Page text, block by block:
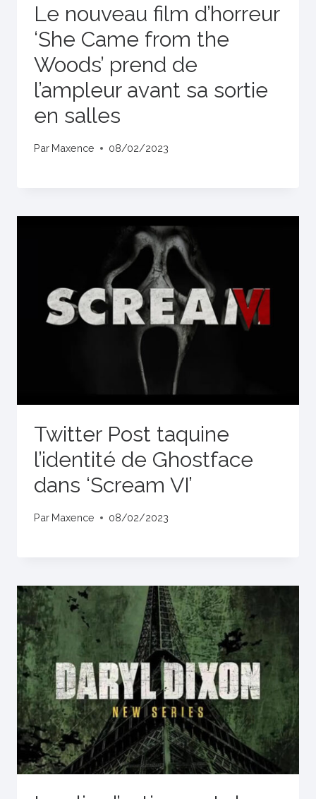
Le nouveau film d’horreur
‘She Came from the
Woods’ prend de
l’ampleur avant sa sortie
en salles
Par Maxence 08/02/2023
Twitter Post taquine
l’identité de Ghostface
dans ‘Scream VI’
Par Maxence 08/02/2023